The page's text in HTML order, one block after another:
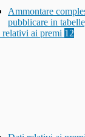
Ammontare
pubblicare in
ai premi 12